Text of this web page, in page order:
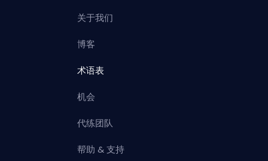
关于我们
博客
术语表
机会
代练团队
帮助 & 支持